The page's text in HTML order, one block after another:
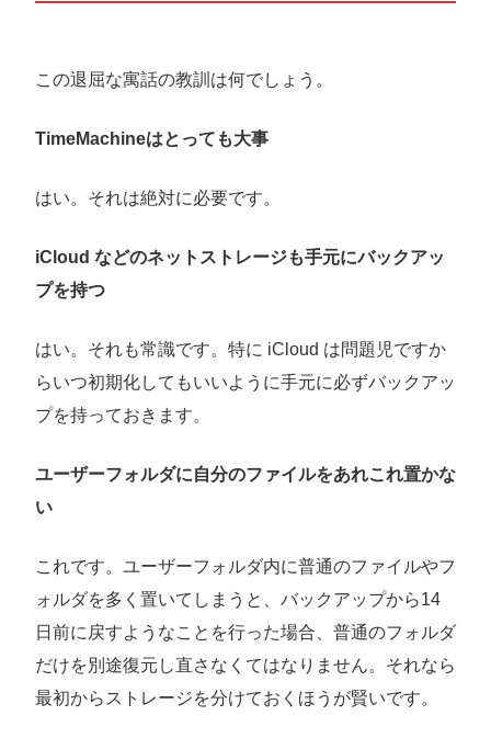
この退屈な寓話の教訓は何でしょう。
TimeMachineはとっても大事
はい。それは絶対に必要です。
iCloud などのネットストレージも手元にバックアッ
プを持つ
はい。それも常識です。特に iCloud は問題児ですか
らいつ初期化してもいいように手元に必ずバックアッ
プを持っておきます。
ユーザーフォルダに自分のファイルをあれこれ置かな
い
これです。ユーザーフォルダ内に普通のファイルやフ
ォルダを多く置いてしまうと、バックアップから14
日前に戻すようなことを行った場合、普通のフォルダ
だけを別途復元し直さなくてはなりません。それなら
最初からストレージを分けておくほうが賢いです。